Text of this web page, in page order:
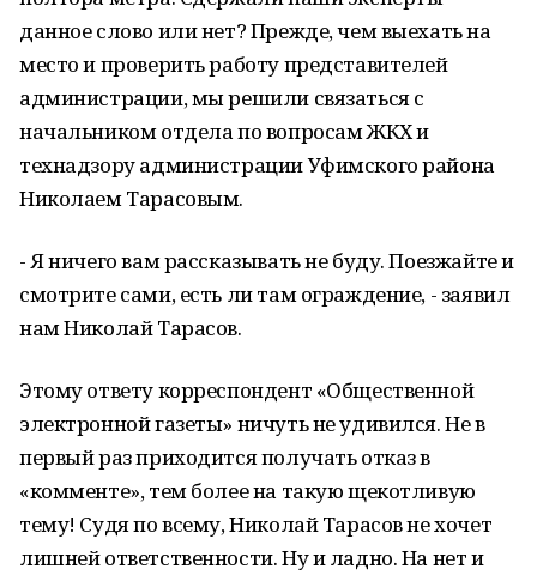
данное слово или нет? Прежде, чем выехать на
место и проверить работу представителей
администрации, мы решили связаться с
начальником отдела по вопросам ЖКХ и
технадзору администрации Уфимского района
Николаем Тарасовым.
- Я ничего вам рассказывать не буду. Поезжайте и
смотрите сами, есть ли там ограждение, - заявил
нам Николай Тарасов.
Этому ответу корреспондент «Общественной
электронной газеты» ничуть не удивился. Не в
первый раз приходится получать отказ в
«комменте», тем более на такую щекотливую
тему! Судя по всему, Николай Тарасов не хочет
лишней ответственности. Ну и ладно. На нет и